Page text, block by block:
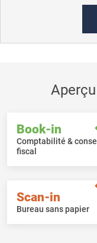
Book-in
Comptabilité &
fiscal
Scan-in
Bureau sans papier